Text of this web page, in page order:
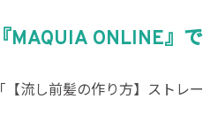
『MAQUIA ONLINE』
「【流し前髪の作り方】ストレ